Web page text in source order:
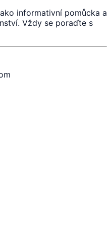
informativní pomůcka a
Vždy se poraďte s